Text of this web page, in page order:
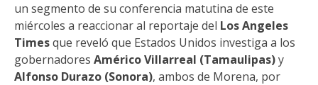
un segmento de su conferencia matutina de este
miércoles a reaccionar al reportaje del Los Angeles
Timesque reveló que Estados Unidos investiga a los
gobernadores Américo Villarreal (Tamaulipas)y
Alfonso Durazo (Sonora), ambos de Morena, por